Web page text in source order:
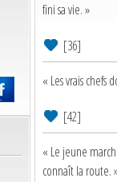
fini sa vie. »
[36]
« Les vrais chefs
[42]
« Le jeune
connaît la route.